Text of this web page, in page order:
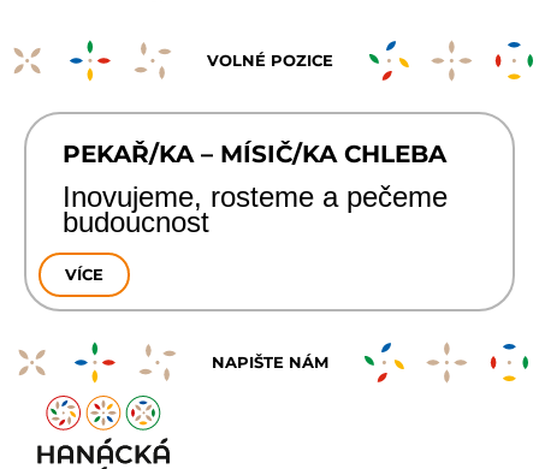
VOLNÉ POZICE
PEKAŘ/KA – MÍSIČ/KA CHLEBA
Inovujeme, rosteme a pečeme
budoucnost
VÍCE
NAPIŠTE NÁM